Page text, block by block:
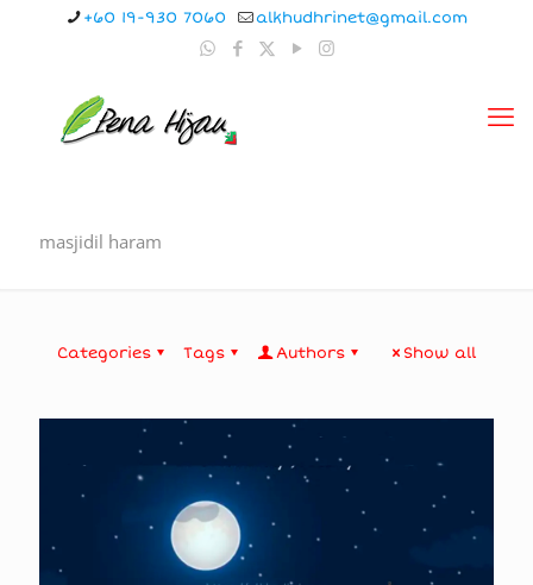
+60 19-930 7060 alkhudhrinet@gmail.com
masjidil haram
Categories Tags Authors Show all